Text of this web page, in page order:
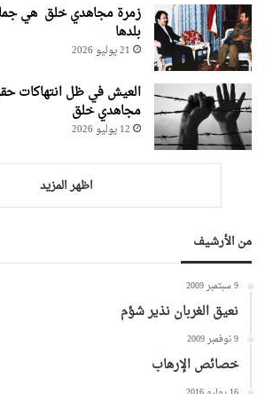
زمرة مجاهدي خلق هي
بلدها
21 يوليو 2026
العيش في ظل انتهاكات
مجاهدي خلق
12 يوليو 2026
اظهر المزيد
من الأرشيف
9 سبتمبر 2009
نعيق الغربان نذير شؤم
9 نوفمبر 2009
خصائص الإرهاب